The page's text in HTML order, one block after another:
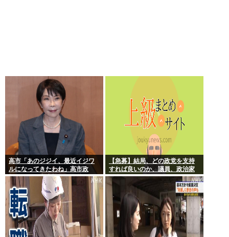
高市「あのジジイ、最近イジワ
ルになってきたわね」高市政
権、ついに麻生切り！嫌儲はど
っちにつくの
【急募】結局、どの政党を支持
すれば良いのか、議員、政治家
は全員悪か